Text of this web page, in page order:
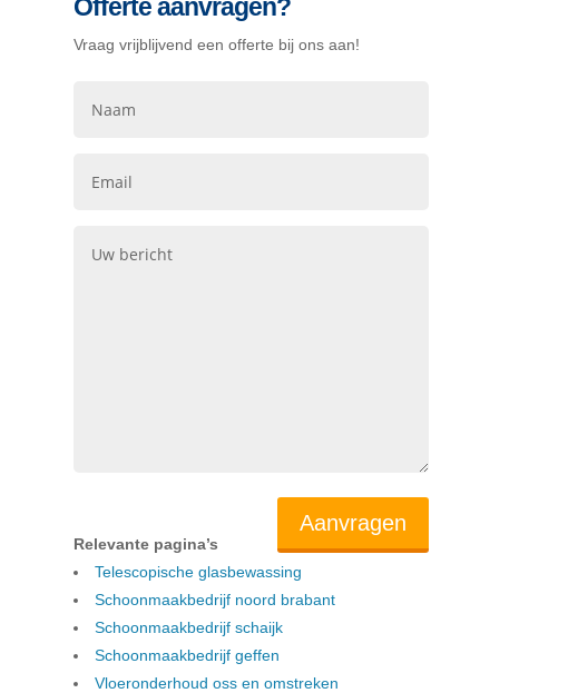
Offerte aanvragen?
Vraag vrijblijvend een offerte bij ons aan!
Relevante pagina’s
Telescopische glasbewassing
Schoonmaakbedrijf noord brabant
Schoonmaakbedrijf schaijk
Schoonmaakbedrijf geffen
Vloeronderhoud oss en omstreken